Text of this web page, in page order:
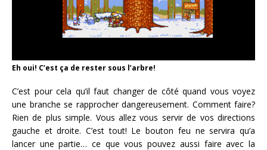
Eh oui! C’est ça de rester sous l’arbre!
C’est pour cela qu’il faut changer de côté quand vous voyez
une branche se rapprocher dangereusement. Comment faire?
Rien de plus simple. Vous allez vous servir de vos directions
gauche et droite. C’est tout! Le bouton feu ne servira qu’a
lancer une partie… ce que vous pouvez aussi faire avec la